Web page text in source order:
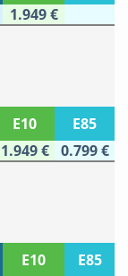
1.949 €
E10
E85
1.949 €
0.799 €
E10
E85